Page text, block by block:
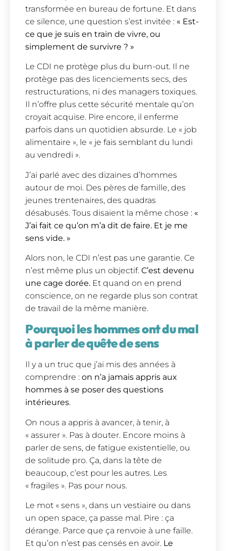
transformée en bureau de fortune. Et dans
ce silence, une question s’est invitée : « Est-
ce que je suis en train de vivre, ou
simplement de survivre ? »
Le CDI ne protège plus du burn-out. Il ne
protège pas des licenciements secs, des
restructurations, ni des managers toxiques.
Il n’offre plus cette sécurité mentale qu’on
croyait acquise. Pire encore, il enferme
parfois dans un quotidien absurde. Le « job
alimentaire », le « je fais semblant du lundi
au vendredi ».
J’ai parlé avec des dizaines d’hommes
autour de moi. Des pères de famille, des
jeunes trentenaires, des quadras
désabusés. Tous disaient la même chose : «
J’ai fait ce qu’on m’a dit de faire. Et je me
sens vide. »
Alors non, le CDI n’est pas une garantie. Ce
n’est même plus un objectif. C’est devenu
une cage dorée. Et quand on en prend
conscience, on ne regarde plus son contrat
de travail de la même manière.
Pourquoi les hommes ont du mal
à parler de quête de sens
Il y a un truc que j’ai mis des années à
comprendre : on n’a jamais appris aux
hommes à se poser des questions
intérieures.
On nous a appris à avancer, à tenir, à
« assurer ». Pas à douter. Encore moins à
parler de sens, de fatigue existentielle, ou
de solitude pro. Ça, dans la tête de
beaucoup, c’est pour les autres. Les
« fragiles ». Pas pour nous.
Le mot « sens », dans un vestiaire ou dans
un open space, ça passe mal. Pire : ça
dérange. Parce que ça renvoie à une faille.
Et qu’on n’est pas censés en avoir. Le